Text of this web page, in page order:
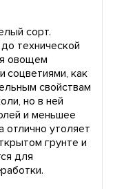
сорт.
технической
овощем
соцветиями, как
свойствам
но в ней
и меньшее
отлично утоляет
грунте и
для